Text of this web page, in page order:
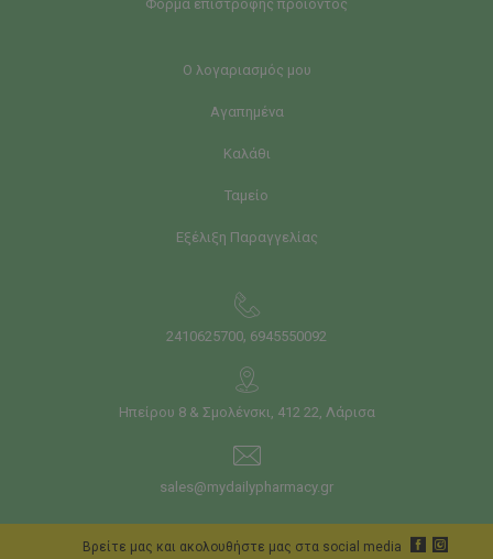
Φόρμα επιστροφής προιόντος
Ο λογαριασμός μου
Αγαπημένα
Καλάθι
Ταμείο
Εξέλιξη Παραγγελίας
2410625700, 6945550092
Ηπείρου 8 & Σμολένσκι, 412 22, Λάρισα
sales@mydailypharmacy.gr
Bρείτε μας και ακολουθήστε μας στα social media